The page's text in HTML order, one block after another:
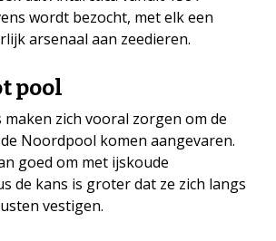
wordt bezocht, met elk een
arsenaal aan zeedieren.
pool
zich vooral zorgen om de
Noordpool komen aangevaren.
goed om met ijskoude
de kans is groter dat ze zich langs
vestigen.